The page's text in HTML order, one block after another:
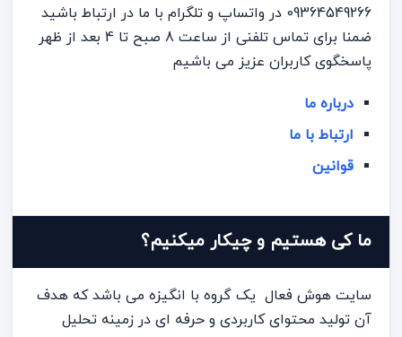
09364549266 در واتساپ و تلگرام با ما در ارتباط باشید
ضمنا برای تماس تلفنی از ساعت 8 صبح تا 4 بعد از ظهر
پاسخگوی کاربران عزیز می باشیم
درباره ما
ارتباط با ما
قوانین
ما کی هستیم و چیکار میکنیم؟
سایت هوش فعال یک گروه با انگیزه می باشد که هدف
آن تولید محتوای کاربردی و حرفه ای در زمینه تحلیل